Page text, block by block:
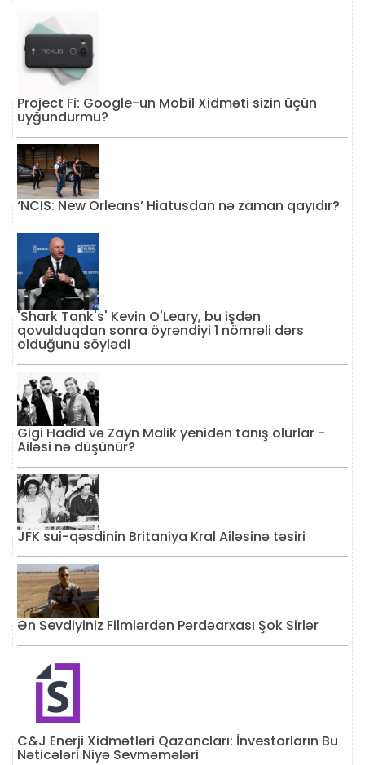
Project Fi: Google-un Mobil Xidməti sizin üçün
uyğundurmu?
‘NCIS: New Orleans’ Hiatusdan nə zaman qayıdır?
'Shark Tank's' Kevin O'Leary, bu işdən
qovulduqdan sonra öyrəndiyi 1 nömrəli dərs
olduğunu söylədi
Gigi Hadid və Zayn Malik yenidən tanış olurlar -
Ailəsi nə düşünür?
JFK sui-qəsdinin Britaniya Kral Ailəsinə təsiri
Ən Sevdiyiniz Filmlərdən Pərdəarxası Şok Sirlər
C&J Enerji Xidmətləri Qazancları: İnvestorların Bu
Nəticələri Niyə Sevməmələri